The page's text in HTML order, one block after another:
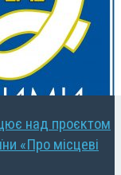
над проєктом
«Про місцеві